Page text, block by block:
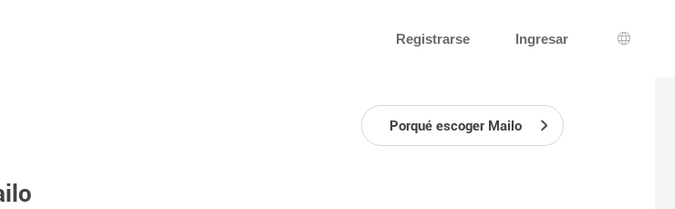
Registrarse Ingresar
Porqué escoger Mailo